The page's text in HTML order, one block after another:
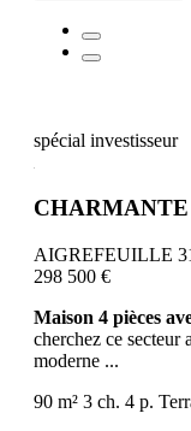
spécial investisseur
AIGREFEUILLE
298 500 €
Maison 4 pièces
cherchez ce secteur
moderne ...
90 m² 3 ch. 4 p.